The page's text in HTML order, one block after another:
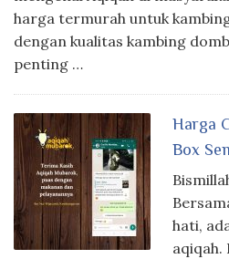
harga termurah untuk
dengan kualitas kambing
penting …
Harga
Box
hati,
aqiqah.